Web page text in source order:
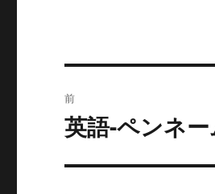
稿
前
過
去
の
投
英語-ペンネ